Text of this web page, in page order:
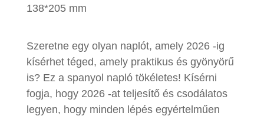
138*205 mm
Szeretne egy olyan naplót, amely 2026 -ig
kísérhet téged, amely praktikus és gyönyörű
is? Ez a spanyol napló tökéletes! Kísérni
fogja, hogy 2026 -at teljesítő és csodálatos
legyen, hogy minden lépés egyértelműen